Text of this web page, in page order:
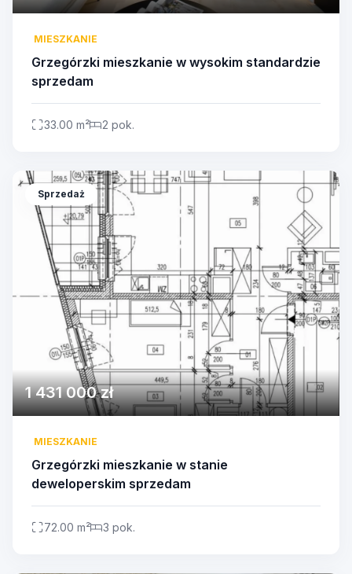
MIESZKANIE
Grzegórzki mieszkanie w wysokim standardzie
sprzedam
33.00 m² 2 pok.
Sprzedaż
1 431 000 zł
MIESZKANIE
Grzegórzki mieszkanie w stanie
deweloperskim sprzedam
72.00 m² 3 pok.